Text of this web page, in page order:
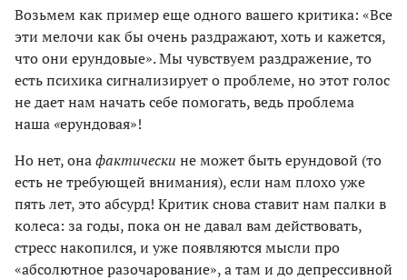
Возьмем как пример еще одного вашего критика: «Все
эти мелочи как бы очень раздражают, хоть и кажется,
что они ерундовые». Мы чувствуем раздражение, то
есть психика сигнализирует о проблеме, но этот голос
не дает нам начать себе помогать, ведь проблема
наша «ерундовая»!
Но нет, онафактически не может быть ерундовой (то
есть не требующей внимания), если нам плохо уже
пять лет, это абсурд! Критик снова ставит нам палки в
колеса: за годы, пока он не давал вам действовать,
стресс накопился, и уже появляются мысли про
«абсолютное разочарование», а там и до депрессивной